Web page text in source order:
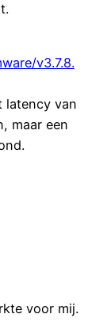
v3.7.8.
latency van
maar een
voor mij.